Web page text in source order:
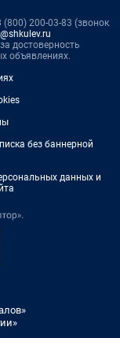
200-03-83 (звонок
достоверность
объявлениях.
без баннерной
данных и